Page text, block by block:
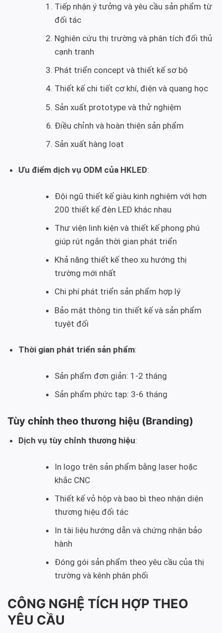
Tiếp nhận ý tưởng và yêu cầu sản phẩm từ
đối tác
Nghiên cứu thị trường và phân tích đối thủ
cạnh tranh
Phát triển concept và thiết kế sơ bộ
Thiết kế chi tiết cơ khí, điện và quang học
Sản xuất prototype và thử nghiệm
Điều chỉnh và hoàn thiện sản phẩm
Sản xuất hàng loạt
Ưu điểm dịch vụ ODM của HKLED:
Đội ngũ thiết kế giàu kinh nghiệm với hơn
200 thiết kế đèn LED khác nhau
Thư viện linh kiện và thiết kế phong phú
giúp rút ngắn thời gian phát triển
Khả năng thiết kế theo xu hướng thị
trường mới nhất
Chi phí phát triển sản phẩm hợp lý
Bảo mật thông tin thiết kế và sản phẩm
tuyệt đối
Thời gian phát triển sản phẩm:
Sản phẩm đơn giản: 1-2 tháng
Sản phẩm phức tạp: 3-6 tháng
Tùy chỉnh theo thương hiệu (Branding)
Dịch vụ tùy chỉnh thương hiệu:
In logo trên sản phẩm bằng laser hoặc
khắc CNC
Thiết kế vỏ hộp và bao bì theo nhận diện
thương hiệu đối tác
In tài liệu hướng dẫn và chứng nhận bảo
hành
Đóng gói sản phẩm theo yêu cầu của thị
trường và kênh phân phối
CÔNG NGHỆ TÍCH HỢP THEO
YÊU CẦU